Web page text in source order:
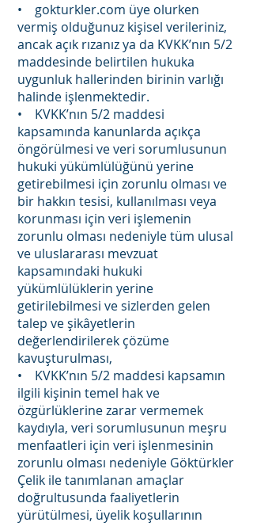
• gokturkler.com üye olurken
vermiş olduğunuz kişisel verileriniz,
ancak açık rızanız ya da KVKK’nın 5/2
maddesinde belirtilen hukuka
uygunluk hallerinden birinin varlığı
halinde işlenmektedir.
• KVKK’nın 5/2 maddesi
kapsamında kanunlarda açıkça
öngörülmesi ve veri sorumlusunun
hukuki yükümlülüğünü yerine
getirebilmesi için zorunlu olması ve
bir hakkın tesisi, kullanılması veya
korunması için veri işlemenin
zorunlu olması nedeniyle tüm ulusal
ve uluslararası mevzuat
kapsamındaki hukuki
yükümlülüklerin yerine
getirilebilmesi ve sizlerden gelen
talep ve şikâyetlerin
değerlendirilerek çözüme
kavuşturulması,
• KVKK’nın 5/2 maddesi kapsamın
ilgili kişinin temel hak ve
özgürlüklerine zarar vermemek
kaydıyla, veri sorumlusunun meşru
menfaatleri için veri işlenmesinin
zorunlu olması nedeniyle Göktürkler
Çelik ile tanımlanan amaçlar
doğrultusunda faaliyetlerin
yürütülmesi, üyelik koşullarının